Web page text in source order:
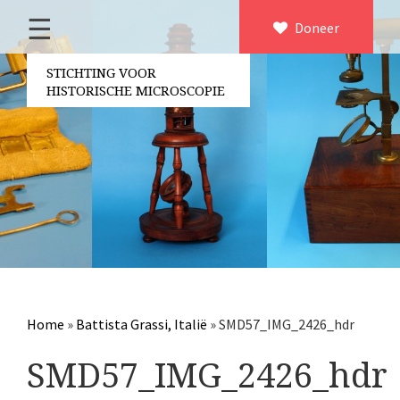
×
Home
Over ons
Contact
Bestuur
Vrijwilligers
Partners
Jaarverslagen
Microscopen
Elektrische meetapparatuur
Doneer
☰
STICHTING VOOR
HISTORISCHE MICROSCOPIE
Home » Battista Grassi, Italië »SMD57_IMG_2426_hdr
SMD57_IMG_2426_hdr